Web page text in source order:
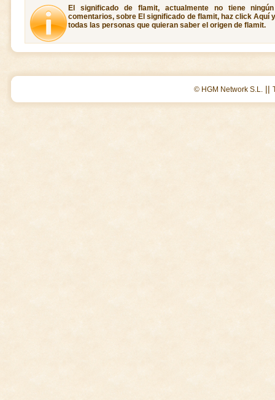
El significado de flamit, actualmente no tiene
comentarios, sobre El significado de flamit, haz click Aquí
todas las personas que quieran saber el origen de flamit.
© HGM Network S.L. ||